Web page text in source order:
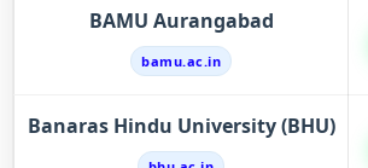
BAMU Aurangabad
bamu.ac.in
Banaras Hindu University (BHU)